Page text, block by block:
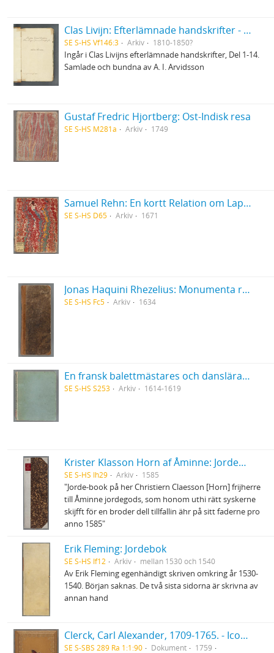
Clas Livijn: Efterlämnade handskrifter - Del 3. Romaner
SE S-HS Vf146:3 Arkiv 1810-1850?
Ingår i Clas Livijns efterlämnade handskrifter, Del 1-14.
Samlade och bundna av A. I. Arvidsson
Gustaf Fredric Hjortberg: Ost-Indisk resa
SE S-HS M281a Arkiv 1749
Samuel Rehn: En kortt Relation om Lapparnes lefwarne och sedher, wijdskiepellser, sampt i många stycken grofwe wildfarellser
SE S-HS D65 Arkiv 1671
Jonas Haquini Rhezelius: Monumenta runica in Ölandia comitatu Regni Sveciæ Gothiaquæ
SE S-HS Fc5 Arkiv 1634
En fransk balettmästares och danslärares i Bruxelles 1614-19 anteckningsbok
SE S-HS S253 Arkiv 1614-1619
Krister Klasson Horn af Åminne: Jordebok
SE S-HS Ih29 Arkiv 1585
"Jorde-book på her Christiern Claesson [Horn] frijherre
till Åminne jordegods, som honom uthi rätt syskerne
skijfft för en broder dell tillfallin ähr på sitt faderne pro
anno 1585"
Erik Fleming: Jordebok
SE S-HS If12 Arkiv mellan 1530 och 1540
Av Erik Fleming egenhändigt skriven omkring år 1530-
1540. Början saknas. De två sista sidorna är skrivna av
annan hand
Clerck, Carl Alexander, 1709-1765. - Icones insectorum rariorum. (Pl.titelbl.) Stockholm. 1-2. 1759-65. [Del 1], Caroli Clerck reg: soc: scient: Upsal: membr: Icones insectorum rariorum cum nominibus eorum trivialibus, locisqve e C: Linnæi ... Syst: nat: allegatis Holmiæ 1759.. - 1759
SE S-SBS 289 Ra 1:1:90 Dokument
1759